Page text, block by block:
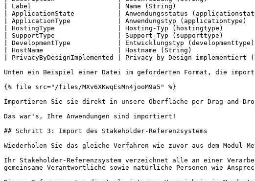
| Label                      | Name (String)
| ApplicationState           | Anwendungsstatus
| ApplicationType            | Anwendungstyp (applicationtype)
| HostingType                | Hosting-Typ (hostingtype)
| SupportType                | Support-Typ (supporttype)
| DevelopmentType            | Entwicklungstyp
| HostName                   | Hostname (String)
| PrivacyByDesignImplemented | Privacy by Design
Unten ein Beispiel einer Datei im geforderten Format, die
{% file src="/files/MXv6XKwqEsMn4jooM9a5" %}
Importieren Sie sie direkt in unsere Oberfläche per Drag-and-
Das war's, Ihre Anwendungen sind importiert!
## Schritt 3: Import des Stakeholder-Referenzsystems
Wiederholen Sie das gleiche Verfahren wie zuvor aus dem Modul
Ihr Stakeholder-Referenzsystem verzeichnet alle an einer
gemeinsame Verantwortliche sowie natürliche Personen wie